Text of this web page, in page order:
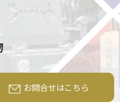
お問合せはこちら